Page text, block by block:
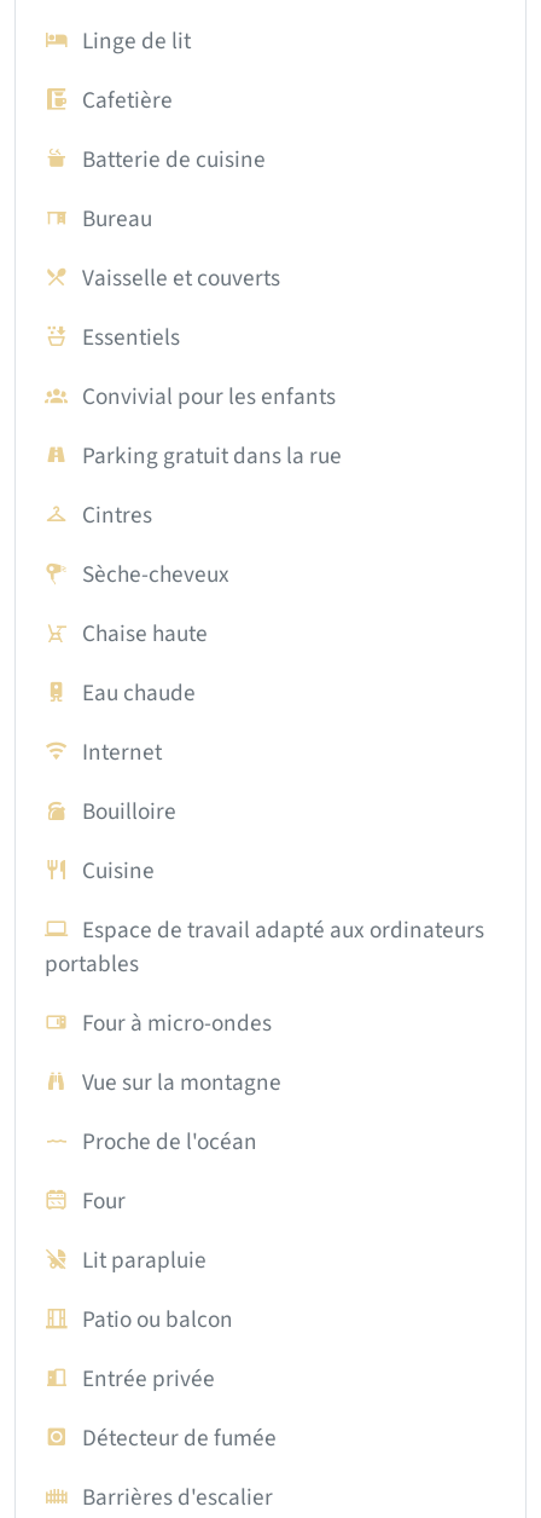
Linge de lit
Cafetière
Batterie de cuisine
Bureau
Vaisselle et couverts
Essentiels
Convivial pour les enfants
Parking gratuit dans la rue
Cintres
Sèche-cheveux
Chaise haute
Eau chaude
Internet
Bouilloire
Cuisine
Espace de travail adapté aux ordinateurs
portables
Four à micro-ondes
Vue sur la montagne
Proche de l'océan
Four
Lit parapluie
Patio ou balcon
Entrée privée
Détecteur de fumée
Barrières d'escalier